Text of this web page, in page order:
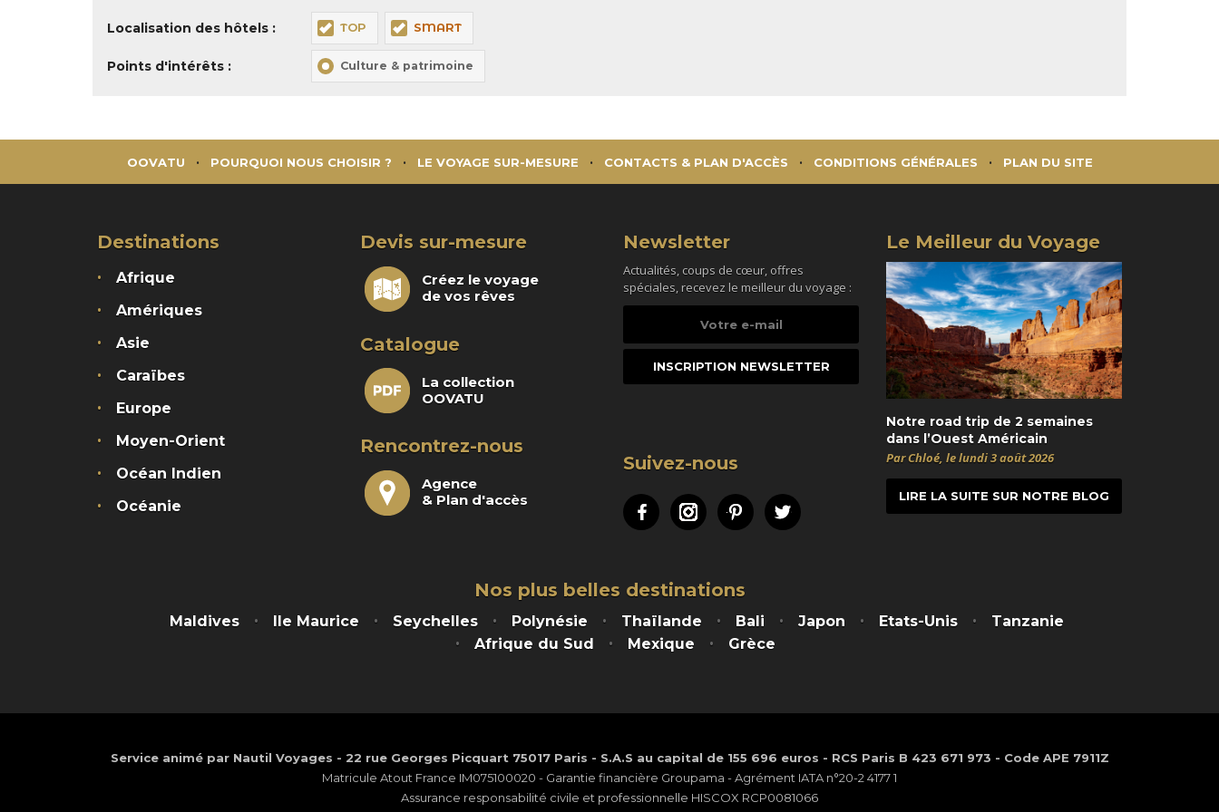
Localisation des hôtels : TOP SMART
Points d'intérêts : Culture & patrimoine
OOVATU POURQUOI NOUS CHOISIR ? LE VOYAGE SUR-MESURE CONTACTS & PLAN D'ACCÈS CONDITIONS GÉNÉRALES PLAN DU SITE
Destinations
Afrique
Amériques
Asie
Caraïbes
Europe
Moyen-Orient
Océan Indien
Océanie
Devis sur-mesure
Créez le voyage
de vos rêves
Catalogue
La collection
OOVATU
Rencontrez-nous
Agence
& Plan d'accès
Newsletter
Actualités, coups de cœur, offres
spéciales, recevez le meilleur du voyage :
Suivez-nous
FacebookInstagramPinterestTwitter
Le Meilleur du Voyage
Notre road trip de 2 semaines
dans l’Ouest Américain
Par Chloé, le lundi 3 août 2026
LIRE LA SUITE SUR NOTRE BLOG
Nos plus belles destinations
Maldives Ile Maurice Seychelles Polynésie Thaïlande Bali Japon Etats-Unis
Tanzanie
Afrique du Sud
Mexique Grèce
Service animé par Nautil Voyages - 22 rue Georges Picquart 75017 Paris - S.A.S au capital de 155 696 euros - RCS Paris B 423 671 973 - Code APE 7911Z
Matricule Atout France IM075100020 - Garantie financière Groupama - Agrément IATA n°20-2 4177 1
Assurance responsabilité civile et professionnelle HISCOX RCP0081066